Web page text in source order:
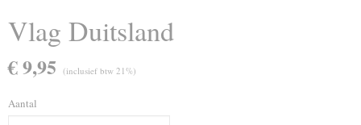
Vlag Duitsland
€ 9,95 (inclusief btw 21%)
Aantal